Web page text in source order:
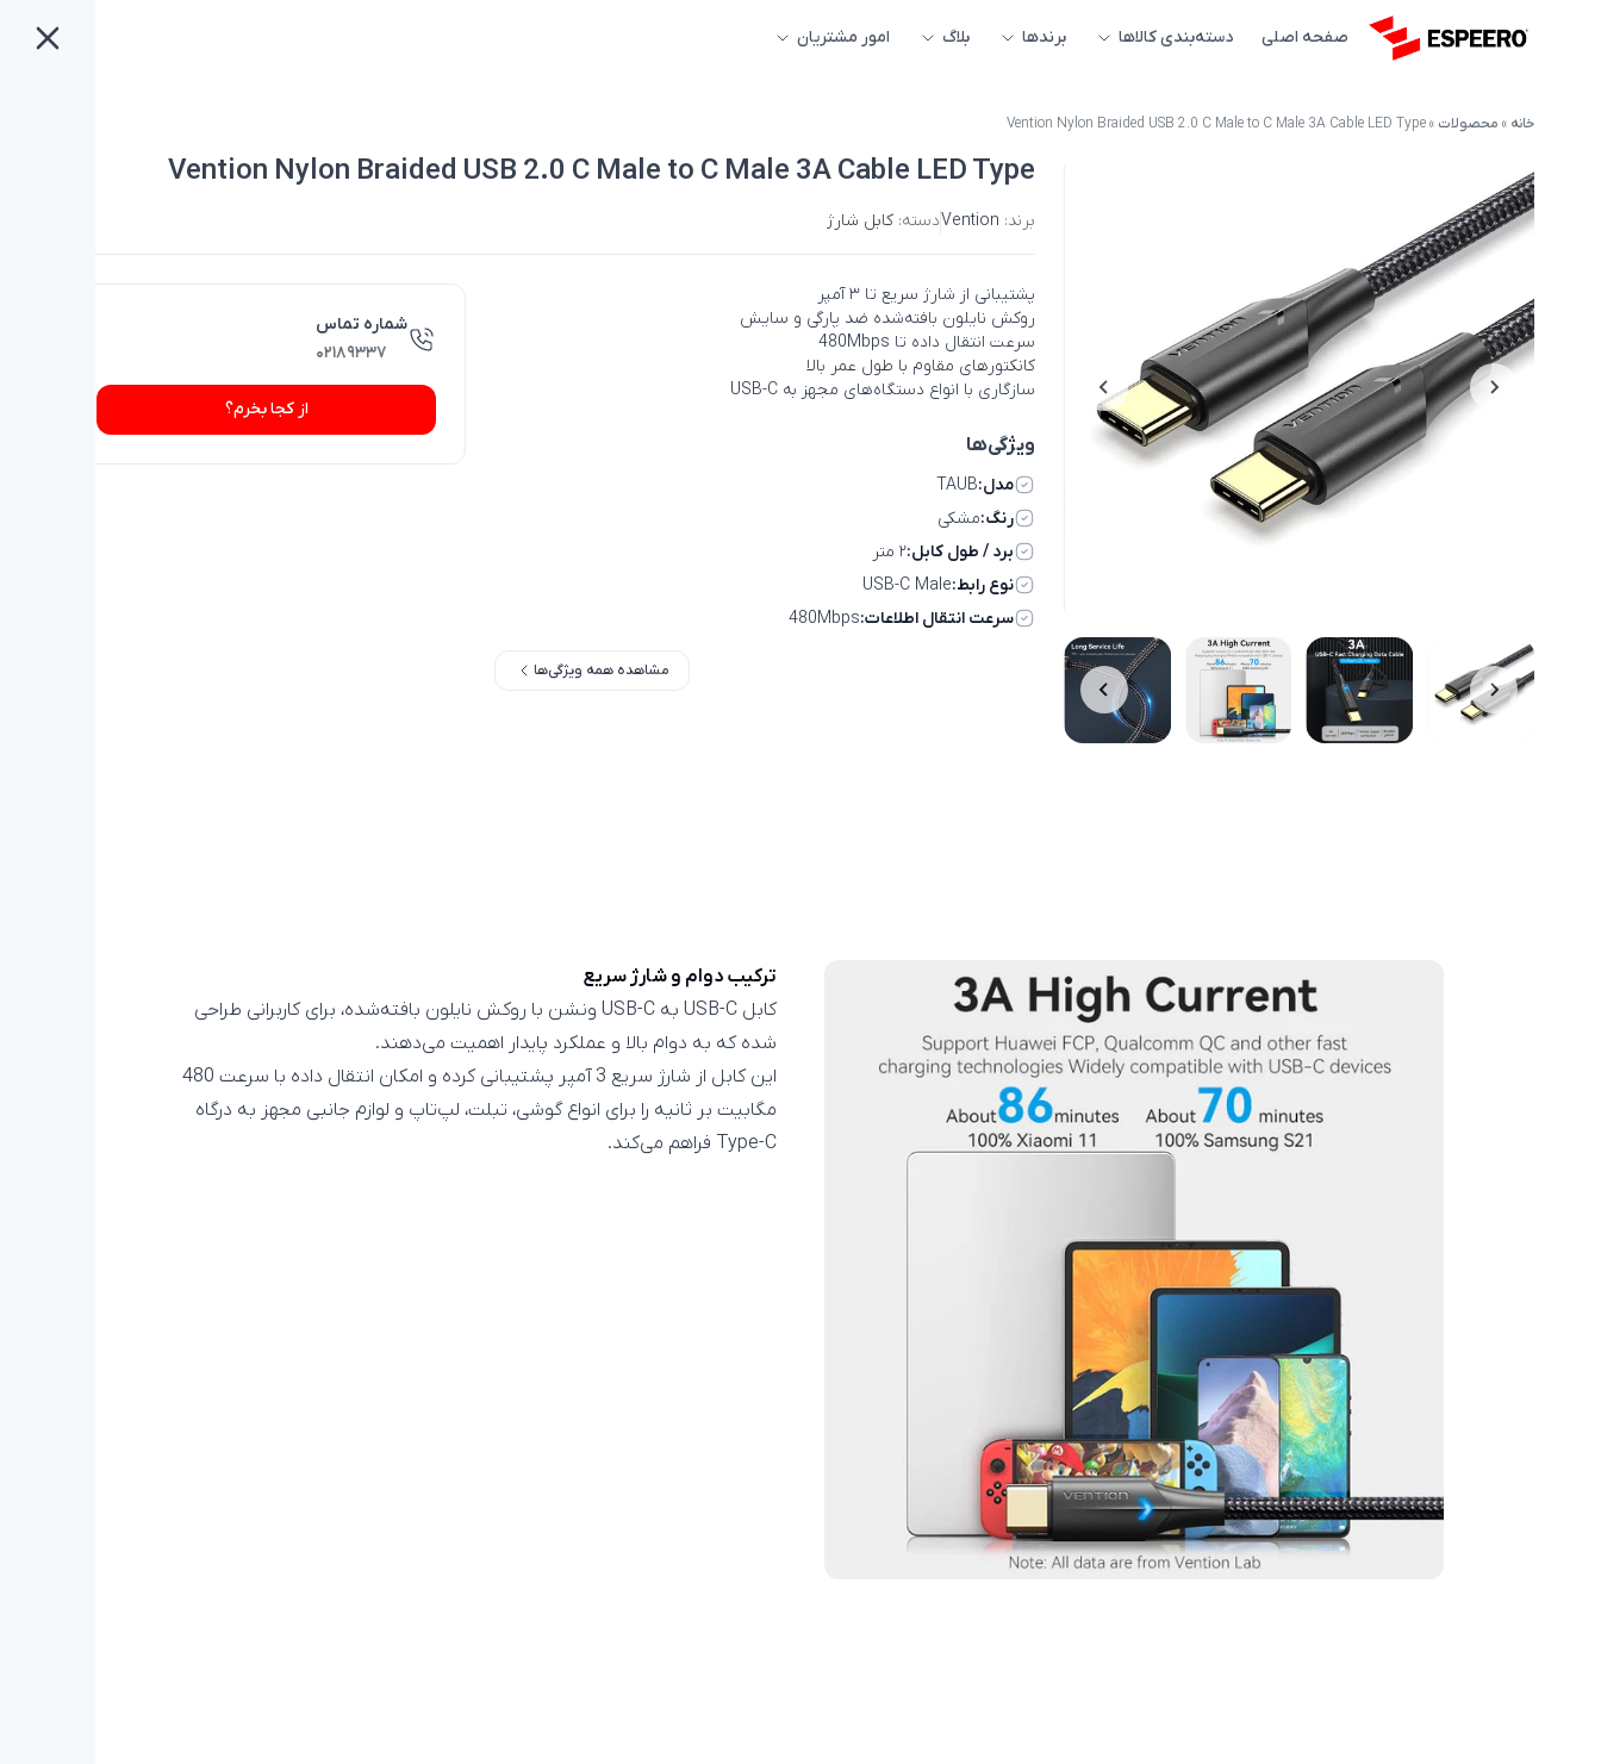
صفحه اصلی دسته‌بندی کالاها برندها بلاگ امور مشتریان
خانه » محصولات»
Vention Nylon Braided USB 2.0 C Male to C Male 3A Cable LED Type
Vention Nylon Braided USB 2.0 C Male to C Male 3A Cable LED Type
برند: Ventionدسته: کابل شارژ
پشتیبانی از شارژ سریع تا ۳ آمپر
روکش نایلون بافته‌شده ضد پارگی و سایش
سرعت انتقال داده تا 480Mbps
کانکتورهای مقاوم با طول عمر بالا
سازگاری با انواع دستگاه‌های مجهز به USB-C
ویژگی‌ها
مدل:TAUB
رنگ:مشکی
برد / طول کابل:۲ متر
نوع رابط:USB-C Male
سرعت انتقال اطلاعات:480Mbps
مشاهده همه ویژگی‌ها
شماره تماس
۰۲۱۸۹۳۳۷
از کجا بخرم؟
ترکیب دوام و شارژ سریع
کابل USB-C به USB-C ونشن با روکش نایلون بافته‌شده، برای کاربرانی طراحی
شده که به دوام بالا و عملکرد پایدار اهمیت می‌دهند.
این کابل از شارژ سریع 3 آمپر پشتیبانی کرده و امکان انتقال داده با سرعت 480
مگابیت بر ثانیه را برای انواع گوشی، تبلت، لپ‌تاپ و لوازم جانبی مجهز به درگاه
Type-C فراهم می‌کند.